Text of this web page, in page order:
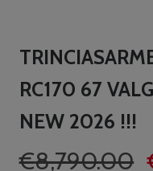
RC170 67
NEW 2026 !!!
€8,790.00 Il